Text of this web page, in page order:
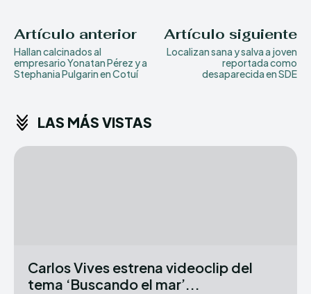
Artículo anterior
Hallan calcinados al
empresario Yonatan Pérez y a
Stephania Pulgarin en Cotuí
Artículo siguiente
Localizan sana y salva a joven
reportada como
desaparecida en SDE
LAS MÁS VISTAS
Carlos Vives estrena videoclip del
tema ‘Buscando el mar’...